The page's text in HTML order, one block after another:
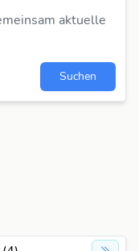
aktuelle
Suchen